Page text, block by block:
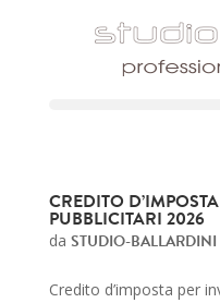
CREDITO
PUBBLICITARI 2026
da STUDIO-BALLARDINI
Credito d’imposta per